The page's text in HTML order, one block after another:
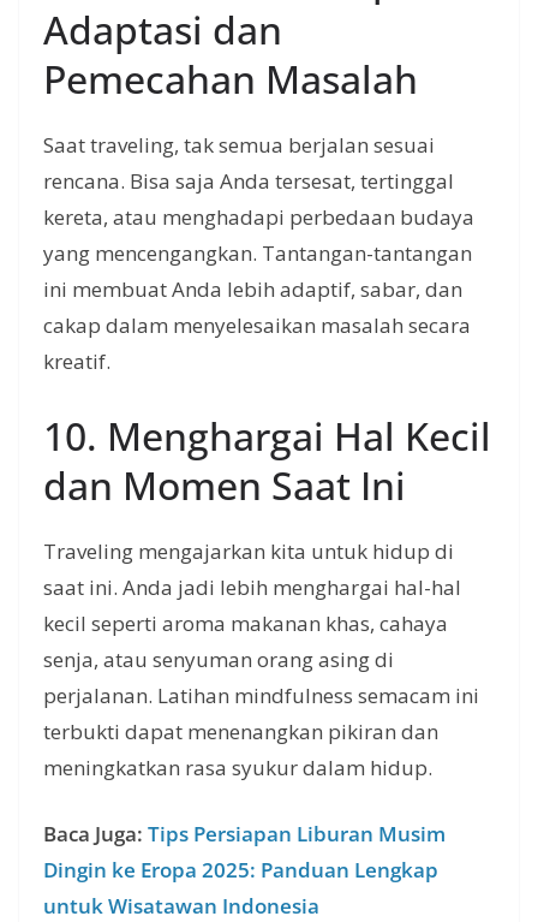
Adaptasi dan
Pemecahan Masalah
Saat traveling, tak semua berjalan sesuai
rencana. Bisa saja Anda tersesat, tertinggal
kereta, atau menghadapi perbedaan budaya
yang mencengangkan. Tantangan-tantangan
ini membuat Anda lebih adaptif, sabar, dan
cakap dalam menyelesaikan masalah secara
kreatif.
10. Menghargai Hal Kecil
dan Momen Saat Ini
Traveling mengajarkan kita untuk hidup di
saat ini. Anda jadi lebih menghargai hal-hal
kecil seperti aroma makanan khas, cahaya
senja, atau senyuman orang asing di
perjalanan. Latihan mindfulness semacam ini
terbukti dapat menenangkan pikiran dan
meningkatkan rasa syukur dalam hidup.
Baca Juga: Tips Persiapan Liburan Musim
Dingin ke Eropa 2025: Panduan Lengkap
untuk Wisatawan Indonesia